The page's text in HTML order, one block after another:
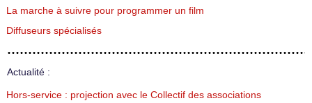
La marche à suivre pour programmer un film
Diffuseurs spécialisés
Actualité :
Hors-service : projection avec le Collectif des associations